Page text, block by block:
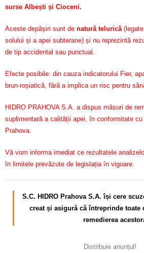
surse Albești și Cioceni.
Aceste depășiri sunt de natură telurică(legate
solului și a apei subterane) și nu reprezintă
de tip accidental sau punctual.
Efecte posibile: din cauza indicatorului Fier,
brun-roșiatică, fără a implica un risc pentru
HIDRO PRAHOVA S.A. a dispus măsuri de
suplimentară a calității apei, în conformitate
Prahova.
Vă vom informa imediat ce rezultatele
în limitele prevăzute de legislația în vigoare.
S.C. HIDRO Prahova S.A. își cere
creat și asigură că întreprinde toate
remedierea
Distribuie anunțul!